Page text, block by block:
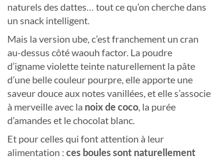
naturels des dattes… tout ce qu’on cherche dans
un snack intelligent.
Mais la version ube, c’est franchement un cran
au-dessus côté waouh factor. La poudre
d’igname violette teinte naturellement la pâte
d’une belle couleur pourpre, elle apporte une
saveur douce aux notes vanillées, et elle s’associe
à merveille avec la noix de coco , la purée
d’amandes et le chocolat blanc.
Et pour celles qui font attention à leur
alimentation : ces boules sont naturellement